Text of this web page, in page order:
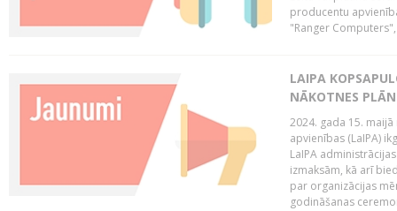
producentu
"Ranger
LAIPA
NĀKOTNES
2024. gada 15.
apvienības (LaIPA)
LaIPA
izmaksām, kā arī
par organizācijas
godināšanas